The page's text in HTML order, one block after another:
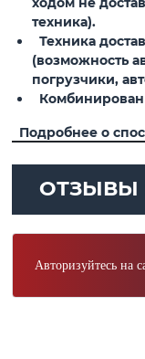
техника).
Техника
(возможность
погрузчики,
Подробнее о
ОТЗЫВЫ
Авторизуйтесь на